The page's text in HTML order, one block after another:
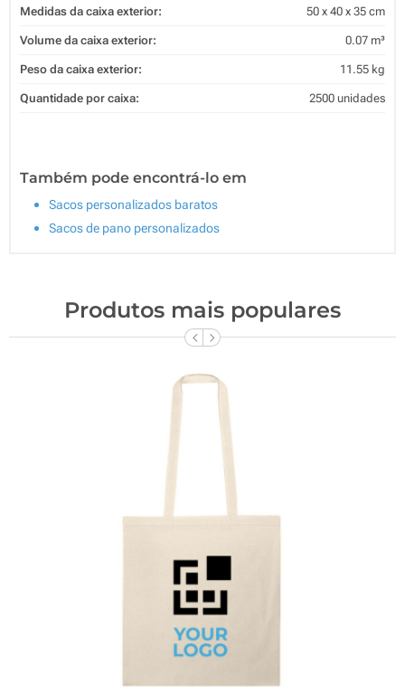
Medidas da caixa exterior: 50 x 40 x 35 cm
Volume da caixa exterior: 0.07 m³
Peso da caixa exterior: 11.55 kg
Quantidade por caixa: 2500 unidades
Também pode encontrá-lo em
Sacos personalizados baratos
Sacos de pano personalizados
Produtos mais populares